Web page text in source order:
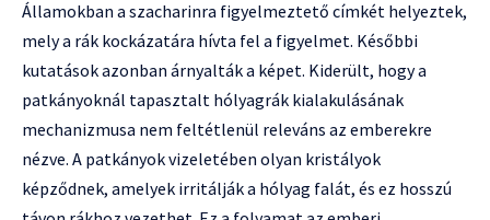
Államokban a szacharinra figyelmeztető címkét helyeztek,
mely a rák kockázatára hívta fel a figyelmet. Későbbi
kutatások azonban árnyalták a képet. Kiderült, hogy a
patkányoknál tapasztalt hólyagrák kialakulásának
mechanizmusa nem feltétlenül releváns az emberekre
nézve. A patkányok vizeletében olyan kristályok
képződnek, amelyek irritálják a hólyag falát, és ez hosszú